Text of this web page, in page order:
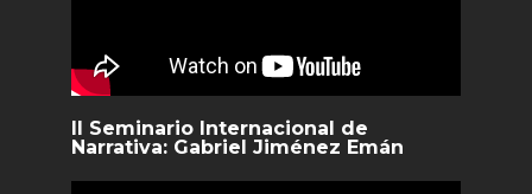
II Seminario Internacional de
Narrativa: Gabriel Jiménez Emán